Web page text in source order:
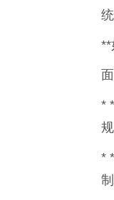
**
*
*